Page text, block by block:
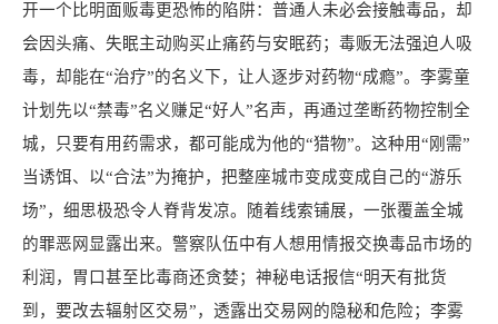
开一个比明面贩毒更恐怖的陷阱：普通人未必会接触毒品，却
会因头痛、失眠主动购买止痛药与安眠药；毒贩无法强迫人吸
毒，却能在“治疗”的名义下，让人逐步对药物“成瘾”。李雾童
计划先以“禁毒”名义赚足“好人”名声，再通过垄断药物控制全
城，只要有用药需求，都可能成为他的“猎物”。这种用“刚需”
当诱饵、以“合法”为掩护，把整座城市变成变成自己的“游乐
场”，细思极恐令人脊背发凉。随着线索铺展，一张覆盖全城
的罪恶网显露出来。警察队伍中有人想用情报交换毒品市场的
利润，胃口甚至比毒商还贪婪；神秘电话报信“明天有批货
到，要改去辐射区交易”，透露出交易网的隐秘和危险；李雾